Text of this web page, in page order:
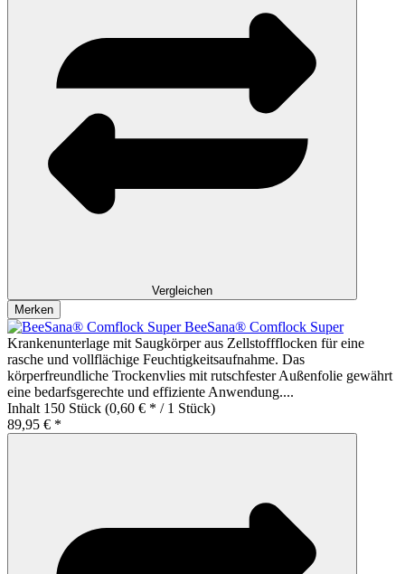
Vergleichen
Merken
BeeSana® Comflock Super
Krankenunterlage mit Saugkörper aus Zellstoffflocken für eine
rasche und vollflächige Feuchtigkeitsaufnahme. Das
körperfreundliche Trockenvlies mit rutschfester Außenfolie gewährt
eine bedarfsgerechte und effiziente Anwendung....
Inhalt 150 Stück (0,60 € * / 1 Stück)
89,95 € *